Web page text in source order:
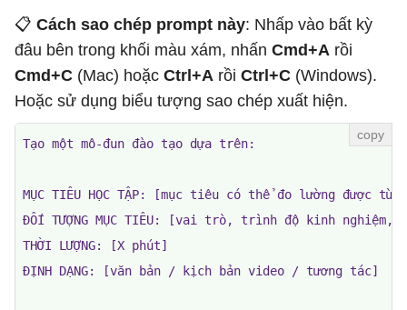
📋 Cách sao chép prompt này: Nhấp vào bất kỳ
đâu bên trong khối màu xám, nhấn Cmd+A rồi
Cmd+C (Mac) hoặc Ctrl+A rồi Ctrl+C (Windows).
Hoặc sử dụng biểu tượng sao chép xuất hiện.
Tạo một mô-đun đào tạo dựa trên:
MỤC TIÊU HỌC TẬP: [mục tiêu có thể đo lường được
ĐỐI TƯỢNG MỤC TIÊU: [vai trò, trình độ kinh
THỜI LƯỢNG: [X phút]
ĐỊNH DẠNG: [văn bản / kịch bản video / tương tác]